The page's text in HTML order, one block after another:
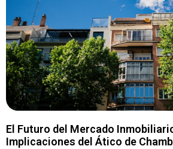
El Futuro del Mercado
Implicaciones del Ático de